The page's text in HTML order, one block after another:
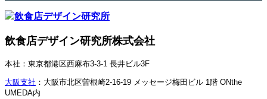
飲食店デザイン研究所株式会社
本社：東京都港区西麻布3-3-1 長井ビル3F
大阪支社 ：大阪市北区曽根崎2-16-19 メッセージ梅田ビル 1階 ONthe
UMEDA内